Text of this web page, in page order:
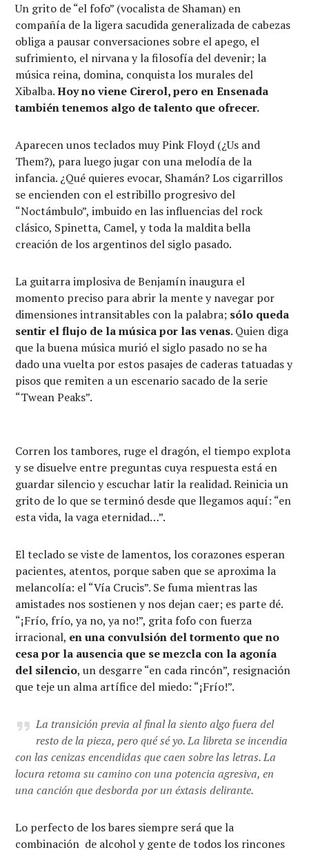
Un grito de “el fofo” (vocalista de Shaman) en
compañía de la ligera sacudida generalizada de cabezas
obliga a pausar conversaciones sobre el apego, el
sufrimiento, el nirvana y la filosofía del devenir; la
música reina, domina, conquista los murales del
Xibalba.Hoy no viene Cirerol, pero en Ensenada
también tenemos algo de talento que ofrecer.
Aparecen unos teclados muy Pink Floyd (¿Us and
Them?), para luego jugar con una melodía de la
infancia. ¿Qué quieres evocar, Shamán? Los cigarrillos
se encienden con el estribillo progresivo del
“Noctámbulo”, imbuido en las influencias del rock
clásico, Spinetta, Camel, y toda la maldita bella
creación de los argentinos del siglo pasado.
La guitarra implosiva de Benjamín inaugura el
momento preciso para abrir la mente y navegar por
dimensiones intransitables con la palabra; sólo queda
sentir el flujo de la música por las venas. Quien diga
que la buena música murió el siglo pasado no se ha
dado una vuelta por estos pasajes de caderas tatuadas y
pisos que remiten a un escenario sacado de la serie
“Twean Peaks”.
Corren los tambores, ruge el dragón, el tiempo explota
y se disuelve entre preguntas cuya respuesta está en
guardar silencio y escuchar latir la realidad. Reinicia un
grito de lo que se terminó desde que llegamos aquí: “en
esta vida, la vaga eternidad…”.
El teclado se viste de lamentos, los corazones esperan
pacientes, atentos, porque saben que se aproxima la
melancolía: el “Vía Crucis”. Se fuma mientras las
amistades nos sostienen y nos dejan caer; es parte dé.
“¡Frío, frío, ya no, ya no!”, grita fofo con fuerza
irracional, en una convulsión del tormento que no
cesa por la ausencia que se mezcla con la agonía
del silencio, un desgarre “en cada rincón”, resignación
que teje un alma artífice del miedo: “¡Frío!”.
La transición previa al final la siento algo fuera del
resto de la pieza, pero qué sé yo. La libreta se incendia
con las cenizas encendidas que caen sobre las letras. La
locura retoma su camino con una potencia agresiva, en
una canción que desborda por un éxtasis delirante.
Lo perfecto de los bares siempre será que la
combinación de alcohol y gente de todos los rincones